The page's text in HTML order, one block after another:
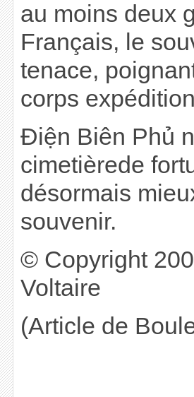
au moins deux
Français, le
tenace,
corps
Ðiện Biên Phủ
cimetièrede
désormais
souvenir.
© Copyright
Voltaire
(Article de